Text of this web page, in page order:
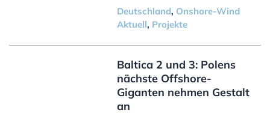
Deutschland, Onshore-Wind
Aktuell, Projekte
Baltica 2 und 3: Polens
nächste Offshore-
Giganten nehmen Gestalt
an